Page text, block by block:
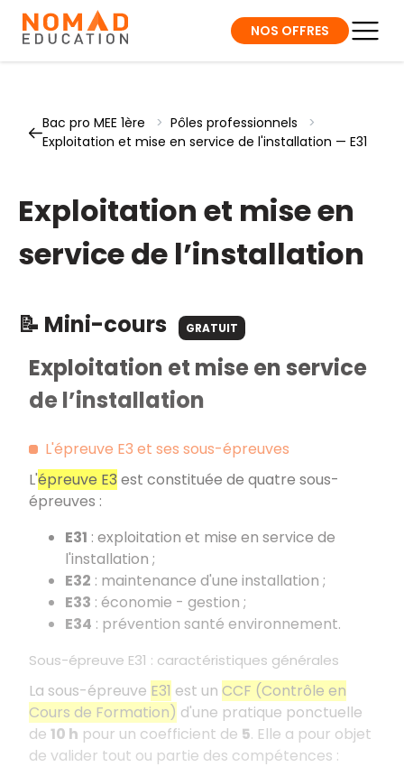
NOS OFFRES
Bac pro MEE 1ère > Pôles professionnels
>
Exploitation et mise en service de l'installation — E31
Exploitation et mise en
service de l’installation
📝 Mini-cours GRATUIT
Exploitation et mise en service
de l’installation
L'épreuve E3 et ses sous-épreuves
L'épreuve E3 est constituée de quatre sous-
épreuves :
E31 : exploitation et mise en service de
l'installation ;
E32 : maintenance d'une installation ;
E33 : économie - gestion ;
E34 : prévention santé environnement.
Sous-épreuve E31 : caractéristiques générales
La sous-épreuve E31 est un CCF (Contrôle en
Cours de Formation) d'une pratique ponctuelle
de 10 h pour un coefficient de 5. Elle a pour objet
de valider tout ou partie des compétences :